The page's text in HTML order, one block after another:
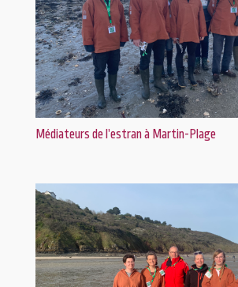
Médiateurs de l’estran à Martin-Plage